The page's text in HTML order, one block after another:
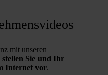
mit unseren
Sie und Ihr
Internet vor.